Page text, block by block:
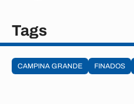
Tags
CAMPINA GRANDE FINADOS